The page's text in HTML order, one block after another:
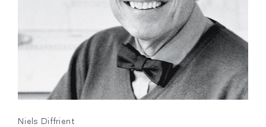
Niels Diffrient